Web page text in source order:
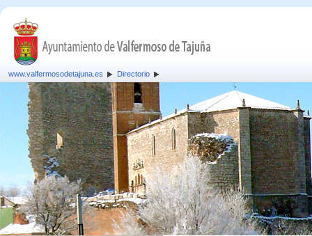
www.valfermosodetajuna.es Directorio